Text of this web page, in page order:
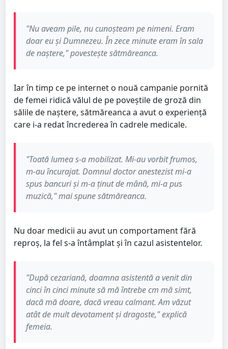
"Nu aveam pile, nu cunoșteam pe nimeni. Eram
doar eu și Dumnezeu. În zece minute eram în sala
de naștere," povestește sătmăreanca.
Iar în timp ce pe internet o nouă campanie pornită
de femei ridică vălul de pe poveștile de groză din
sălile de naștere, sătmăreanca a avut o experiență
care i-a redat încrederea în cadrele medicale.
"Toată lumea s-a mobilizat. Mi-au vorbit frumos,
m-au încurajat. Domnul doctor anestezist mi-a
spus bancuri și m-a ținut de mână, mi-a pus
muzică," mai spune sătmăreanca.
Nu doar medicii au avut un comportament fără
reproș, la fel s-a întâmplat și în cazul asistentelor.
"După cezariană, doamna asistentă a venit din
cinci în cinci minute să mă întrebe cm mă simt,
dacă mă doare, dacă vreau calmant. Am văzut
atât de mult devotament și dragoste," explică
femeia.